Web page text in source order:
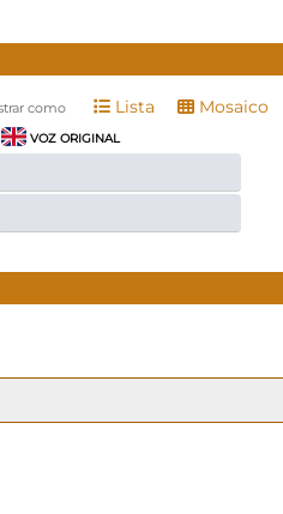
como Lista Mosaico
VOZ ORIGINAL